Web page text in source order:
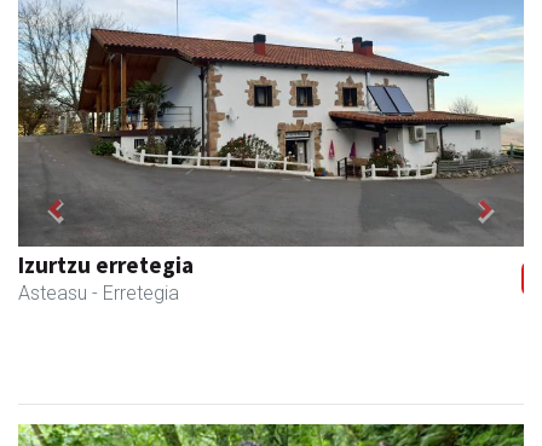
Izurtzu erretegia
Asteasu - Erretegia
Previous Next